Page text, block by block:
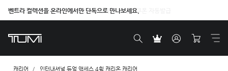
벤트라 컬렉션을 온라인에서만 단독으로 만나보세요.
캐리어 인터내셔널 듀얼 액세스 4휠 캐리온 캐리어